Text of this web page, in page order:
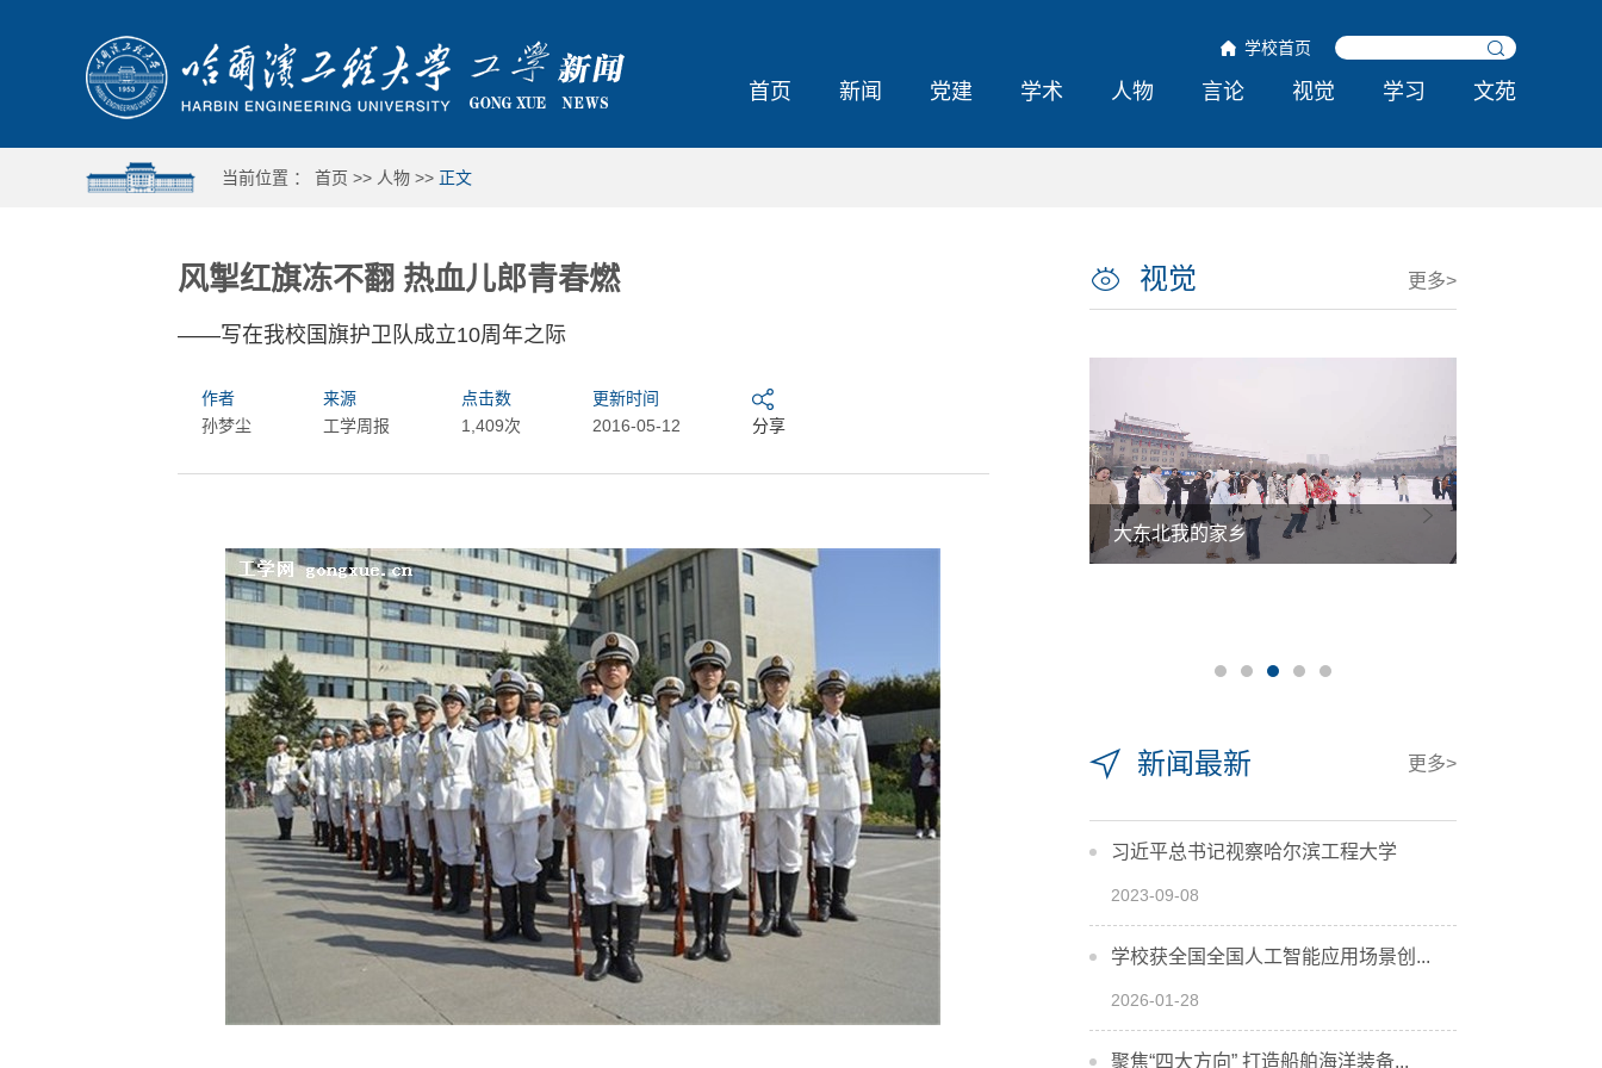
学校首页
首页 新闻 党建 学术 人物 言论 视觉 学习 文苑
当前位置 ： 首页 >> 人物 >> 正文
风掣红旗冻不翻 热血儿郎青春燃
——写在我校国旗护卫队成立10周年之际
作者
孙梦尘
来源
工学周报
点击数
1,409次
更新时间
2016-05-12
分享
视觉 更多>
逐梦冰雪 燃动工程
第18届国际大学生雪雕大赛
大东北我的家乡
新闻最新 更多>
习近平总书记视察哈尔滨工程大学
2023-09-08
学校获全国全国人工智能应用场景创...
2026-01-28
聚焦“四大方向” 打造船舶海洋装备...